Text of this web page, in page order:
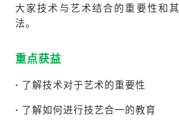
大家技术与艺术结合的重要性和
法。
重点获益
· 了解技术对于艺术的重要性
· 了解如何进行技艺合一的教育